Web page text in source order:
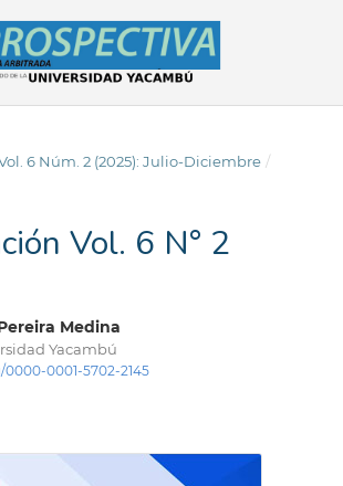
6 Núm. 2 (2025): Julio-Diciembre /
Vol. 6 N° 2
Medina
Yacambú
0001-5702-2145